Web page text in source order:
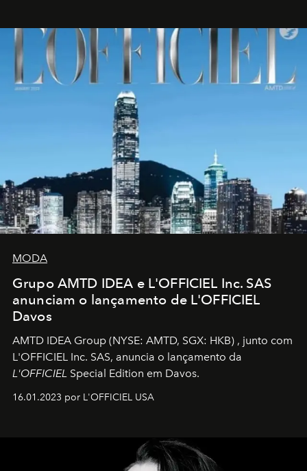
MODA
Grupo AMTD IDEA e L'OFFICIEL Inc. SAS
anunciam o lançamento de L'OFFICIEL
Davos
AMTD IDEA Group (NYSE: AMTD, SGX: HKB) , junto com
L'OFFICIEL Inc. SAS, anuncia o lançamento da
L'OFFICIEL Special Edition em Davos.
16.01.2023 por L'OFFICIEL USA